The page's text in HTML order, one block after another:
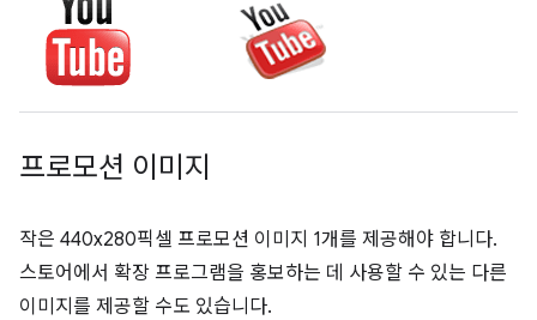
프로모션 이미지
작은 440x280픽셀 프로모션 이미지 1개를 제공해야 합니다.
스토어에서 확장 프로그램을 홍보하는 데 사용할 수 있는 다른
이미지를 제공할 수도 있습니다.